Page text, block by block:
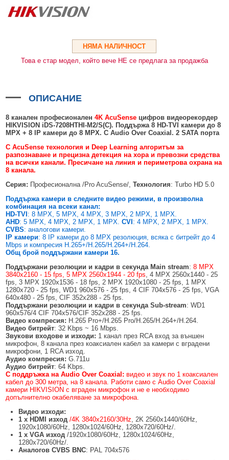
ГЪВКАВИ ГОФРИРАНИ ТРЪБИ
POE УДЪЛЖИТЕЛИ И POE СПЛИТЕРИ
МИКРОФОНИ И ГОВОРИТЕЛИ ЗА ВИДЕОНАБЛЮДЕНИЕ
МЕТАЛНИ ТАБЛА
БЕЗЖИЧНИ МИШКИ И ЕЛЕКТРИЧЕСКИ РАЗКЛОНИТЕЛИ
МЕДИА КОНВЕРТОРИ И SFP МОДУЛИ
БЕЗЖИЧНИ АЛАРМЕНИ СИСТЕМИ AJAX
БЕЗЖИЧНИ АЛАРМЕНИ ПАНЕЛИ (ХЪБ) AJAX
БЕЗЖИЧНИ РАЗШИРИТЕЛИ НА ОБХВАТ AJAX
БЕЗЖИЧНИ ДЕТЕКТОРИ AJAX
БЕЗЖИЧНИ ДЕТЕКТОРИ ЗА ПОЖАР, ДИМ, ТОПЛИНА И ВЪГЛЕРОДЕН
БЕЗЖИЧНИ КЛАВИАТУРИ AJAX
БЕЗКОНТАКТНИ RFID КАРТИ И ЧИПОВЕ ЗА КЛАВИАТУРИ
БЕЗЖИЧНИ ДИСТАНЦИОННИ УПРАВЛЕНИЯ И БУТОНИ
БЕЗЖИЧНИ СИРЕНИ AJAX
МОДУЛИ ЗА СГРАДНА АВТОМАТИЗАЦИЯ AJAX
БЕЗЖИЧНИ АЛАРМЕНИ СИСТЕМИ HIKVISION AX PRO
БЕЗЖИЧНИ ПАНЕЛИ HIKVISION AX PRO
БЕЗЖИЧНИ ДЕТЕКТОРИ ЗА HIKVISION AX PRO
БЕЗЖИЧНИ МОДУЛИ И АКСЕСОАРИ ЗА HIKVISION AX PRO
КОМПЛЕКТИ БЕЗЖИЧНИ АЛАРМЕНИ СИСТЕМИ AX PRO
КОМУНИКАЦИОННИ ШКАФОВЕ
ALFALINE, СТЕННИ/СТОЯЩИ, С ОТВАРЯЕМИ И ЗАКЛЮЧВАЩИ СЕ
СТРАНИЦИ
BETALINE, СТОЯЩИ С ОТВАРЯЕМИ И ЗАКЛЮЧВАЩИ СЕ СТРАНИЦИ
АКСЕСОАРИ ЗА КОМУНИКАЦИОННИ ШКАФОВЕ
УПОТРЕБЯВАНА ТЕХНИКА
НЯМА НАЛИЧНОСТ
Това е стар модел, който вече НЕ се предлага за продажба
ОПИСАНИЕ
8 канален професионален4K AcuSense цифров видеорекордер
HIKVISION iDS-7208HTHI-M2/S(C). Поддържа 8 HD-TVI камери до 8
MPX +8 IP камери до 8 MPX. С Audio Over Coaxial. 2SATA порта
СAcuSenseтехнология и Deep Learning алгоритъм за
разпознаване и прецизна детекция на хора и превозни средства
на всички канали. Пресичане на линия и периметрова охрана на
8 канала.
Серия: Професионална /Pro AcuSense/,Технология: Turbo HD 5.0
Поддържа камери в следните видео режими, в произволна
комбинация на всеки канал:
HD-TVI : 8 MPX, 5 MPX, 4 MPX, 3 MPX, 2 MPX, 1 MPX.
AHD: 5 MPX, 4 MPX, 2 MPX, 1 MPX.CVI : 4 MPX, 2 MPX, 1 MPX.
CVBS: аналогови камери.
IPкамери: 8 IP камери до 8 MPX резолюция, всяка с битрейт до 4
Mbps и компресия H.265+/H.265/H.264+/H.264.
Общ брой поддържани камери 16.
Поддържани резолюции и кадри в секунда Main stream:8 MPX
3840x2160 - 15 fps, 5 MPX 2560x1944 - 20 fps, 4 MPX 2560x1440 - 25
fps, 3 MPX 1920x1536 - 18 fps, 2 MPX 1920x1080 - 25 fps, 1 MPX
1280x720 - 25 fps, WD1 960x576 - 25 fps, 4 CIF 704x576 - 25 fps, VGA
640x480 - 25 fps, CIF 352x288 - 25 fps.
Поддържани резолюции и кадри в секундаSub-stream: WD1
960x576/4 CIF 704x576/CIF 352x288 - 25 fps.
Видео компресия: H.265 Pro+/H.265 Pro/H.265/H.264+/H.264.
Видео битрейт: 32 Kbps ~ 16 Mbps.
Звукови входове и изходи: 1 канал през RCA вход за външен
микрофон, 8 канала през коаксиален кабел за камери с вградени
микрофони, 1 RCA изход.
Аудио компресия: G.711u
Аудио битрейт: 64 Kbps.
С поддръжка на Audio Over Coaxial:видео и звук по 1 коаксиален
кабел до 300 метра, на 8 канала. Работи само с Audio Over Coaxial
камери HIKVISION с вграден микрофон и не е необходимо
допълнително окабеляване за микрофона.
Видео изходи:
1 x HDMI изход /4K 3840x2160/30Hz, 2K 2560x1440/60Hz,
1920x1080/60Hz, 1280x1024/60Hz, 1280x720/60Hz/.
1 x VGA изход /1920x1080/60Hz, 1280x1024/60Hz,
1280x720/60Hz/.
Аналогов CVBS BNC: PAL 704x576